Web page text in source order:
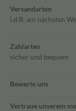
Versandarten
i.d.R. am nächsten
Zahlarten
sicher und bequem
Bewerte uns
Vertraue unserem